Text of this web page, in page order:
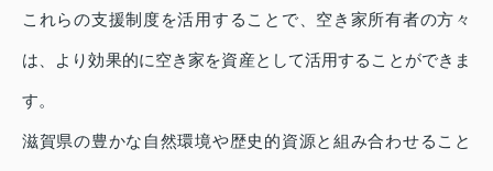
これらの支援制度を活用することで、空き家所有者の方々
は、より効果的に空き家を資産として活用することができま
す。
滋賀県の豊かな自然環境や歴史的資源と組み合わせること